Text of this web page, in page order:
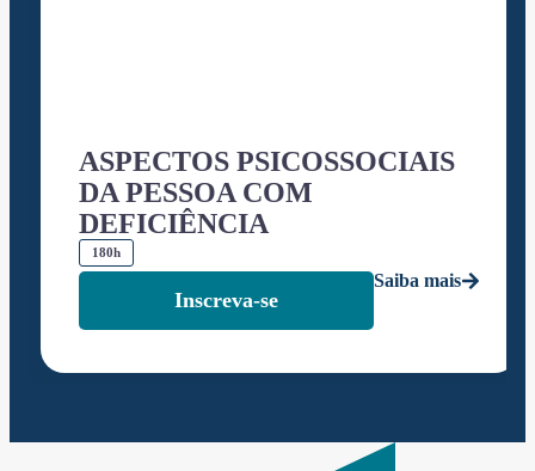
ASPECTOS PSICOSSOCIAIS
DA PESSOA COM
DEFICIÊNCIA
180h
Inscreva-se
Saiba mais